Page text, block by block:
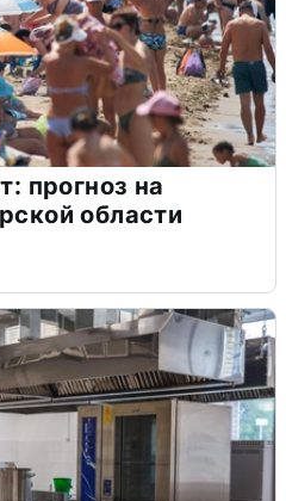
прогноз на
области